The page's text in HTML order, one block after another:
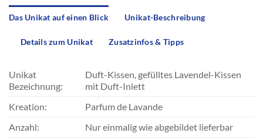
Das Unikat auf einen Blick Unikat-Beschreibung
Details zum Unikat Zusatzinfos & Tipps
Unikat
Bezeichnung:
Duft-Kissen, gefülltes Lavendel-Kissen
mit Duft-Inlett
Kreation:
Parfum de Lavande
Anzahl:
Nur einmalig wie abgebildet lieferbar